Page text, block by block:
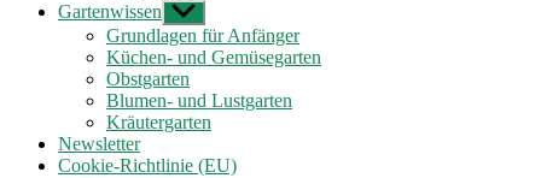
Gartenwissen Untermenü
anzeigen
Grundlagen für Anfänger
Küchen- und Gemüsegarten
Obstgarten
Blumen- und Lustgarten
Kräutergarten
Newsletter
Cookie-Richtlinie (EU)